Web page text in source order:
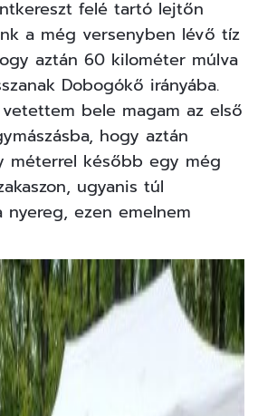
felé tartó lejtőn
a még versenyben lévő tíz
aztán 60 kilométer múlva
Dobogókő irányába.
bele magam az első
hogy aztán
méterrel később egy még
ugyanis túl
nyereg, ezen emelnem